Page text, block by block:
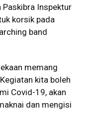
Paskibra Inspektur
korsik pada
band
memang
kita boleh
Covid-19, akan
dan mengisi